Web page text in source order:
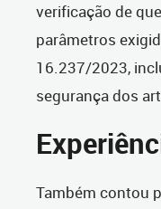
verificação de
parâmetros
16.237/2023,
segurança dos
Também contou